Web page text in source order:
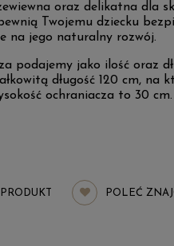
oraz delikatna dla
Twojemu dziecku
na jego naturalny rozwój.
podajemy jako ilość oraz
długość 120 cm, na
ochraniacza to 30 cm.
POLEĆ